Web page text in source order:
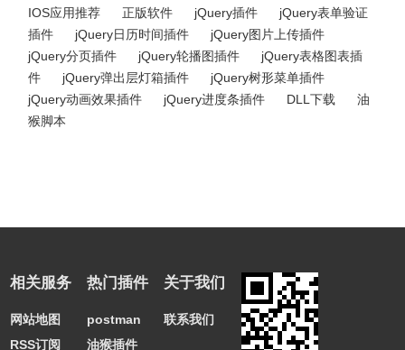
IOS应用推荐
正版软件 jQuery插件
jQuery表单验证
插件
jQuery日历时间插件
jQuery图片上传插件
jQuery分页插件
jQuery轮播图插件
jQuery表格图表插
件
jQuery弹出层灯箱插件
jQuery树形菜单插件
jQuery动画效果插件
jQuery进度条插件 DLL下载
油
猴脚本
相关服务
网站地图
RSS订阅
热门插件
postman
油猴插件
关于我们
联系我们